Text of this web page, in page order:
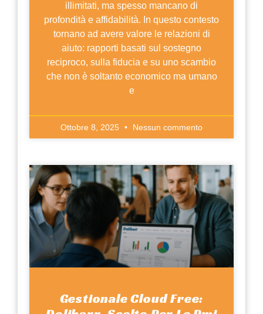
illimitati, ma spesso mancano di
profondità e affidabilità. In questo contesto
tornano ad avere valore le relazioni di
aiuto: rapporti basati sul sostegno
reciproco, sulla fiducia e su uno scambio
che non è soltanto economico ma umano
e
Ottobre 8, 2025 Nessun commento
Gestionale Cloud Free: